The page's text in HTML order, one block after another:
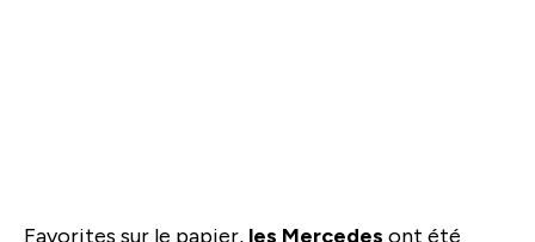
Favorites sur le papier, les Mercedes ont été